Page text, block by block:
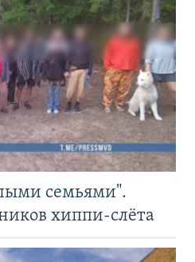
семьями".
хиппи-слёта